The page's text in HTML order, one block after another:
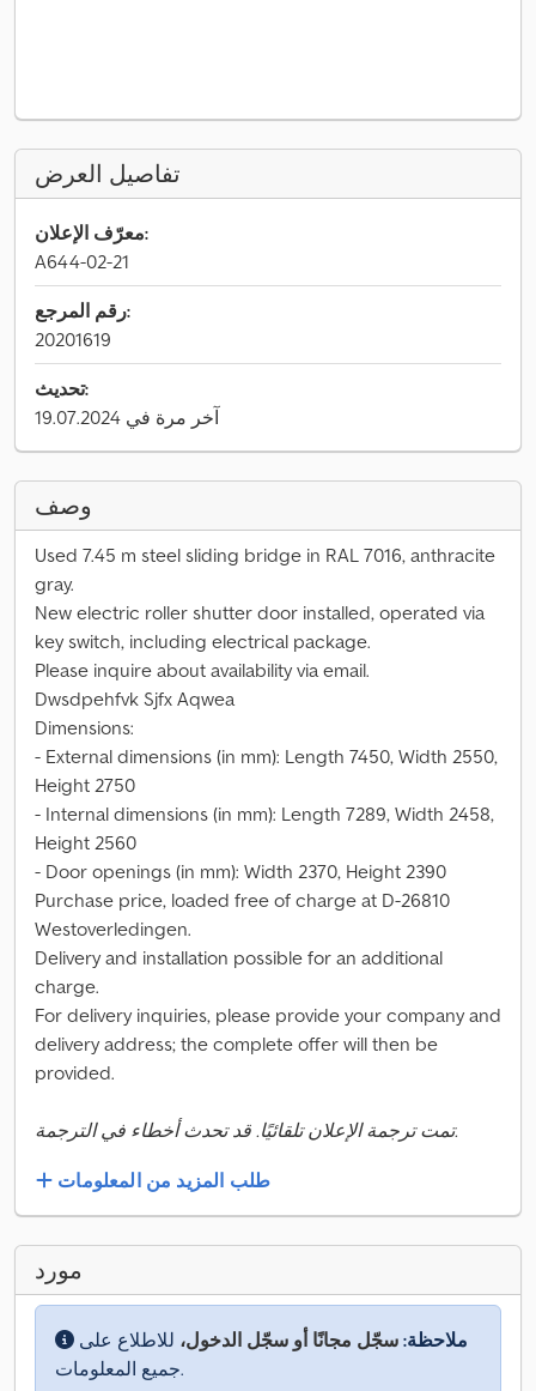
تفاصيل العرض
معرّف الإعلان:
A644-02-21
رقم المرجع:
20201619
تحديث:
آخر مرة في 19.07.2024
وصف
Used 7.45 m steel sliding bridge in RAL 7016, anthracite
gray.
New electric roller shutter door installed, operated via
key switch, including electrical package.
Please inquire about availability via email.
Dwsdpehfvk Sjfx Aqwea
Dimensions:
- External dimensions (in mm): Length 7450, Width 2550,
Height 2750
- Internal dimensions (in mm): Length 7289, Width 2458,
Height 2560
- Door openings (in mm): Width 2370, Height 2390
Purchase price, loaded free of charge at D-26810
Westoverledingen.
Delivery and installation possible for an additional
charge.
For delivery inquiries, please provide your company and
delivery address; the complete offer will then be
provided.
تمت ترجمة الإعلان تلقائيًا. قد تحدث أخطاء في الترجمة.
طلب المزيد من المعلومات
مورد
ملاحظة: سجّل مجانًا أو سجّل الدخول، للاطلاع على
جميع المعلومات.